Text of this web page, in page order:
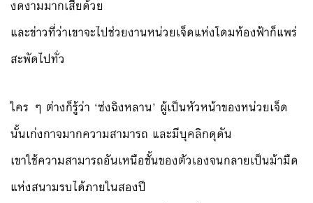
งดงามมากเสียด้วย
และข่าวที่ว่าเขาจะไปช่วยงานหน่วยเจ็ดแห่งโดมท้องฟ้าก็แพร่
สะพัดไปทั่ว
ใคร ๆ ต่างก็รู้ว่า ‘ซ่งฉิงหลาน’ ผู้เป็นหัวหน้าของหน่วยเจ็ด
นั้นเก่งกาจมากความสามารถ และมีบุคลิกดุดัน
เขาใช้ความสามารถอันเหนือชั้นของตัวเองจนกลายเป็นม้ามืด
แห่งสนามรบได้ภายในสองปี